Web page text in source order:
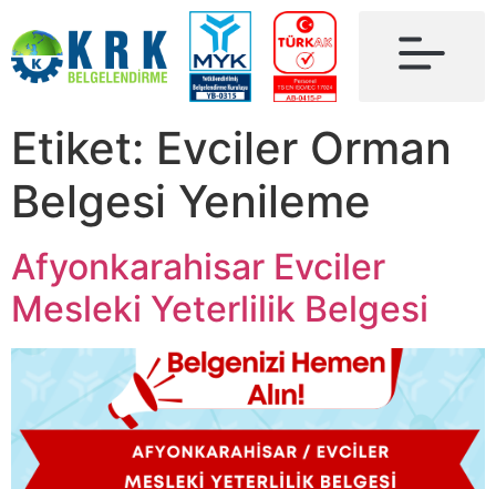
Etiket: Evciler Orman
Belgesi Yenileme
Afyonkarahisar Evciler
Mesleki Yeterlilik Belgesi